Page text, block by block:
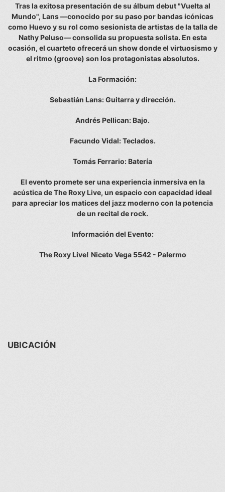
Tras la exitosa presentación de su álbum debut "Vuelta al
Mundo", Lans —conocido por su paso por bandas icónicas
como Huevo y su rol como sesionista de artistas de la talla de
Nathy Peluso— consolida su propuesta solista. En esta
ocasión, el cuarteto ofrecerá un show donde el virtuosismo y
el ritmo (groove) son los protagonistas absolutos.
La Formación:
Sebastián Lans: Guitarra y dirección.
Andrés Pellican: Bajo.
Facundo Vidal: Teclados.
Tomás Ferrario: Batería
El evento promete ser una experiencia inmersiva en la
acústica de The Roxy Live, un espacio con capacidad ideal
para apreciar los matices del jazz moderno con la potencia
de un recital de rock.
Información del Evento:
The Roxy Live! Niceto Vega 5542 - Palermo
UBICACIÓN